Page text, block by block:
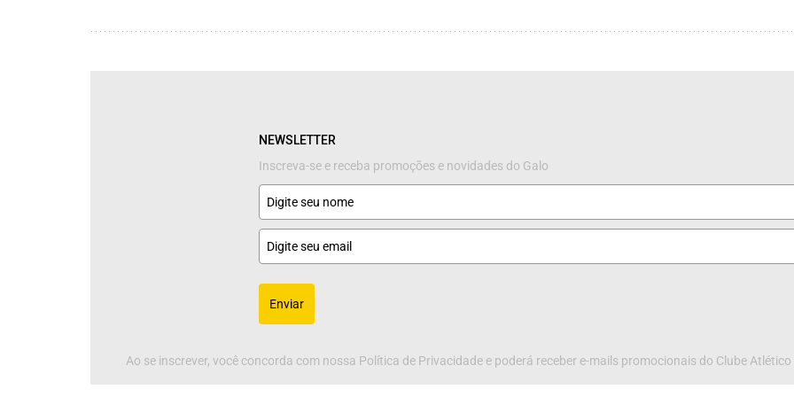
NEWSLETTER
Inscreva-se e receba promoções e novidades do Galo
Enviar
Ao se inscrever, você concorda com nossa Política de Privacidade e poderá receber e-mails promocionais do Clube Atlético